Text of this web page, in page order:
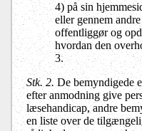
4) på sin
eller gennem
offentliggør og
hvordan den
3.
Stk. 2. De bemyndigede
efter anmodning give
læsehandicap, andre
en liste over de